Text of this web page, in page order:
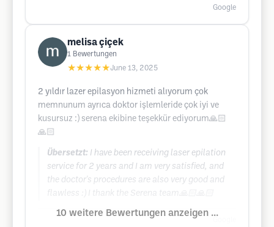
Google
melisa çiçek
1 Bewertungen
★★★★★June 13, 2025
2 yıldır lazer epilasyon hizmeti alıyorum çok
memnunum ayrıca doktor işlemleride çok iyi ve
kusursuz :) serena ekibine teşekkür ediyorum🙏🏻
🙏🏻
Übersetzt: I have been receiving laser epilation
service for 2 years and I am very satisfied, and
the doctor's procedures are also very good and
flawless :) I thank the Serena team🙏🏻🙏🏻
10 weitere Bewertungen anzeigen ...